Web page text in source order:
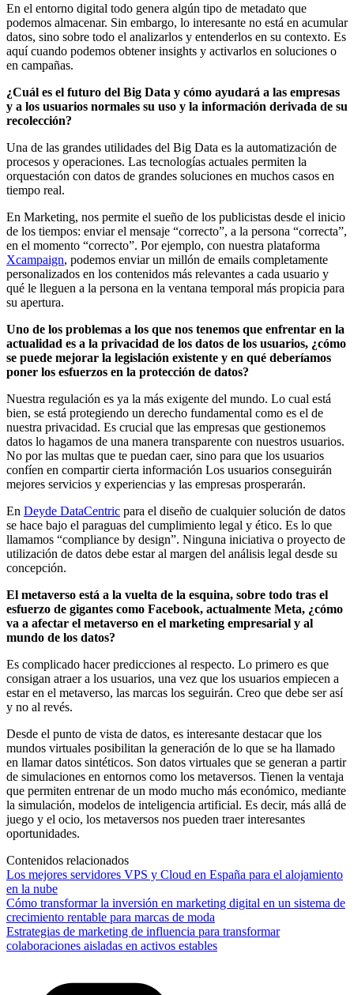
En el entorno digital todo genera algún tipo de metadato que
podemos almacenar. Sin embargo, lo interesante no está en acumular
datos, sino sobre todo el analizarlos y entenderlos en su contexto. Es
aquí cuando podemos obtener insights y activarlos en soluciones o
en campañas.
¿Cuál es el futuro del Big Data y cómo ayudará a las empresas
y a los usuarios normales su uso y la información derivada de su
recolección?
Una de las grandes utilidades del Big Data es la automatización de
procesos y operaciones. Las tecnologías actuales permiten la
orquestación con datos de grandes soluciones en muchos casos en
tiempo real.
En Marketing, nos permite el sueño de los publicistas desde el inicio
de los tiempos: enviar el mensaje “correcto”, a la persona “correcta”,
en el momento “correcto”. Por ejemplo, con nuestra plataforma
Xcampaign, podemos enviar un millón de emails completamente
personalizados en los contenidos más relevantes a cada usuario y
qué le lleguen a la persona en la ventana temporal más propicia para
su apertura.
Uno de los problemas a los que nos tenemos que enfrentar en la
actualidad es a la privacidad de los datos de los usuarios, ¿cómo
se puede mejorar la legislación existente y en qué deberíamos
poner los esfuerzos en la protección de datos?
Nuestra regulación es ya la más exigente del mundo. Lo cual está
bien, se está protegiendo un derecho fundamental como es el de
nuestra privacidad. Es crucial que las empresas que gestionemos
datos lo hagamos de una manera transparente con nuestros usuarios.
No por las multas que te puedan caer, sino para que los usuarios
confíen en compartir cierta información Los usuarios conseguirán
mejores servicios y experiencias y las empresas prosperarán.
En Deyde DataCentric para el diseño de cualquier solución de datos
se hace bajo el paraguas del cumplimiento legal y ético. Es lo que
llamamos “compliance by design”. Ninguna iniciativa o proyecto de
utilización de datos debe estar al margen del análisis legal desde su
concepción.
El metaverso está a la vuelta de la esquina, sobre todo tras el
esfuerzo de gigantes como Facebook, actualmente Meta, ¿cómo
va a afectar el metaverso en el marketing empresarial y al
mundo de los datos?
Es complicado hacer predicciones al respecto. Lo primero es que
consigan atraer a los usuarios, una vez que los usuarios empiecen a
estar en el metaverso, las marcas los seguirán. Creo que debe ser así
y no al revés.
Desde el punto de vista de datos, es interesante destacar que los
mundos virtuales posibilitan la generación de lo que se ha llamado
en llamar datos sintéticos. Son datos virtuales que se generan a partir
de simulaciones en entornos como los metaversos. Tienen la ventaja
que permiten entrenar de un modo mucho más económico, mediante
la simulación, modelos de inteligencia artificial. Es decir, más allá de
juego y el ocio, los metaversos nos pueden traer interesantes
oportunidades.
Contenidos relacionados
Los mejores servidores VPS y Cloud en España para el alojamiento
en la nube
Cómo transformar la inversión en marketing digital en un sistema de
crecimiento rentable para marcas de moda
Estrategias de marketing de influencia para transformar
colaboraciones aisladas en activos estables